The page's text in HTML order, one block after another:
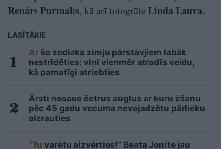
Renārs Purmalis, kā arī fotogrāfe Linda Lauva.
LASĪTĀKIE
Ar šo zodiaka zīmju pārstāvjiem labāk
nestrīdēties: viņi vienmēr atradīs veidu,
kā pamatīgi atriebties
Ārsti nosauc četrus augļus ar kuru ēšanu
pēc 45 gadu vecuma nevajadzētu pārlieku
aizrauties
“Tu varētu aizvērties!” Beata Jonīte jau